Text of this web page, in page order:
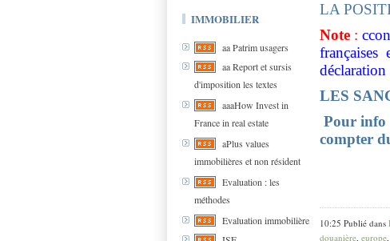
IMMOBILIER
aa Patrim usagers
aa Report et sursis
d'imposition les textes
aaaHow Invest in
France in real estate
aPlus values
immobilières et non résident
Evaluation : les
méthodes
Evaluation immobilière
LA
Note :
françaises
LES
Pour info
compter
10:25 Publié dans
douanière, europe,